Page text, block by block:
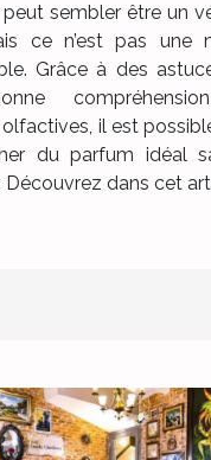
sembler être un
ce n’est pas une
Grâce à des
il est
du parfum idéal
Découvrez dans cet